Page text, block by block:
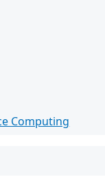
Computing